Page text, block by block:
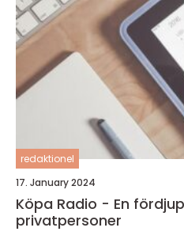
redaktionel
17. January 2024
Köpa Radio - En
privatpersoner